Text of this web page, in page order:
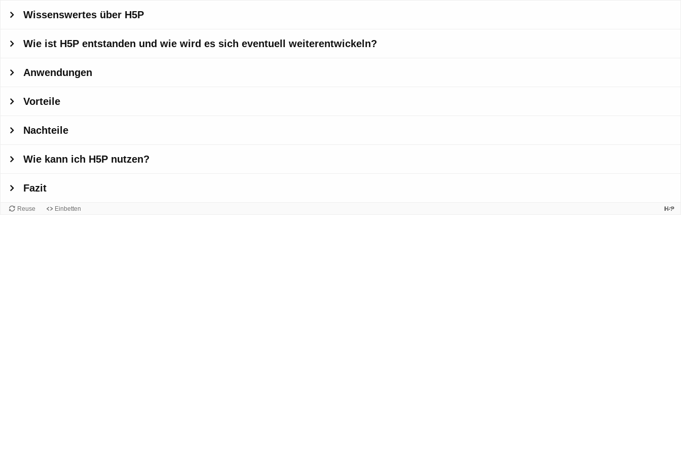
Wissenswertes über H5P
Wie ist H5P entstanden und wie wird es sich eventuell weiterentwickeln?
Anwendungen
Vorteile
Nachteile
Wie kann ich H5P nutzen?
Fazit
Reuse Einbetten